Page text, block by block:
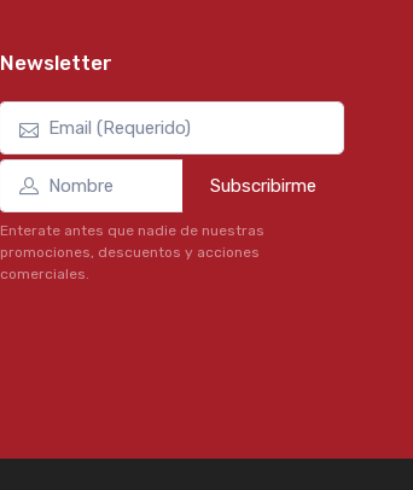
Newsletter
Subscribirme
Enterate antes que nadie de nuestras
promociones, descuentos y acciones
comerciales.